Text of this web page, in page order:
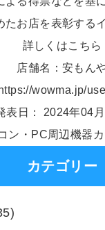
たお店を表彰する
詳しくはこちら
店舗名：安もん
wowma.jp/
表日： 2024年04
ン・PC周辺機器
カテゴリー